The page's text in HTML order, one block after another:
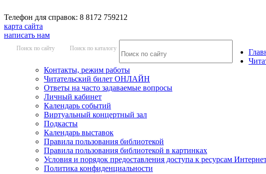
Телефон для справок: 8 8172 759212
карта сайта
написать нам
Поиск по сайту Поиск по каталогу
Контакты, режим работы
Читательский билет ОНЛАЙН
Ответы на часто задаваемые вопросы
Личный кабинет
Календарь событий
Виртуальный концертный зал
Подкасты
Календарь выставок
Правила пользования библиотекой
Правила пользования библиотекой в картинках
Условия и порядок предоставления доступа к ресурсам
Политика конфиденциальности